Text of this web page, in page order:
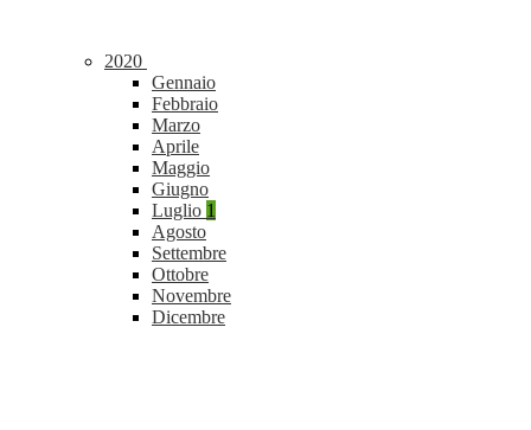
2020
Gennaio
Febbraio
Marzo
Aprile
Maggio
Giugno
Luglio 1
Agosto
Settembre
Ottobre
Novembre
Dicembre